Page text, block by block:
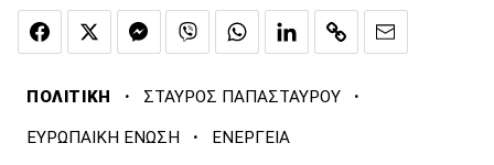
ΠΟΛΙΤΙΚΗ · ΣΤΑΥΡΟΣ ΠΑΠΑΣΤΑΥΡΟΥ ·
ΕΥΡΩΠΑΙΚΗ ΕΝΩΣΗ · ΕΝΕΡΓΕΙΑ